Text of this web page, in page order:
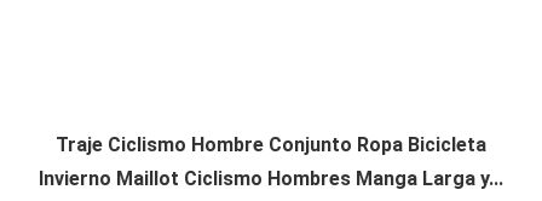
Traje Ciclismo Hombre Conjunto Ropa Bicicleta
Invierno Maillot Ciclismo Hombres Manga Larga y...